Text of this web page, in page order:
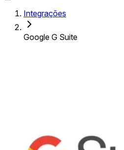
Integrações
Google G Suite